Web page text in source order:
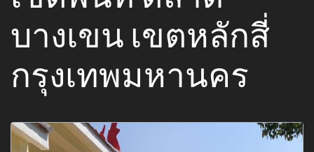
บางเขน เขตหลักสี่
กรุงเทพมหานคร